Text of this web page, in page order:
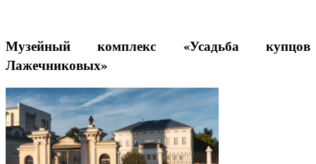
Музейный комплекс «Усадьба купцов
Лажечниковых»